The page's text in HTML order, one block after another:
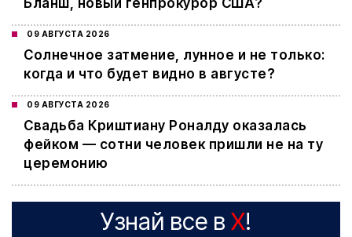
Бланш, новый генпрокурор США?
09 АВГУСТА 2026
Cолнечное затмение, лунное и не только:
когда и что будет видно в августе?
09 АВГУСТА 2026
Свадьба Криштиану Роналду оказалась
фейком — сотни человек пришли не на ту
церемонию
Узнай все в X!